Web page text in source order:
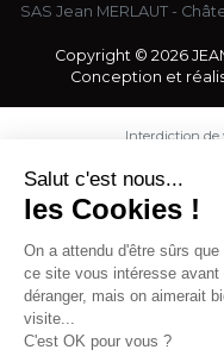
SAS Jean MERLAUT -
Copyright © 2026
Conception et
Interdiction de
de moins de
est exigée au
CODE DE LA
L'abus
Salut c'est nous...
les Cookies !
On a attendu d'être sûrs
ce site vous intéresse avant
déranger, mais on aimerait
visite...
C'est OK pour vous ?